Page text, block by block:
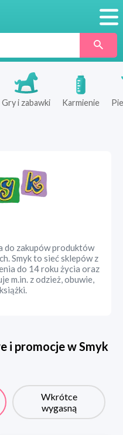
Gry i zabawki Karmienie
do zakupów produktów
Smyk to sieć sklepów z
do 14 roku życia oraz
m.in. z odzież, obuwie,
i promocje wSmyk
Wkrótce
wygasną